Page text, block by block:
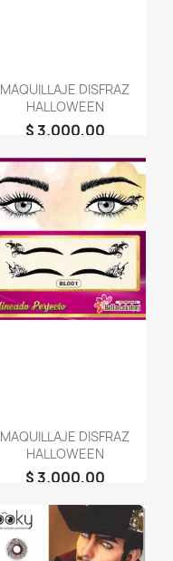
MAQUILLAJE DISFRAZ
HALLOWEEN
$ 3.000,00
MAQUILLAJE DISFRAZ
HALLOWEEN
$ 3.000,00
favorite_border